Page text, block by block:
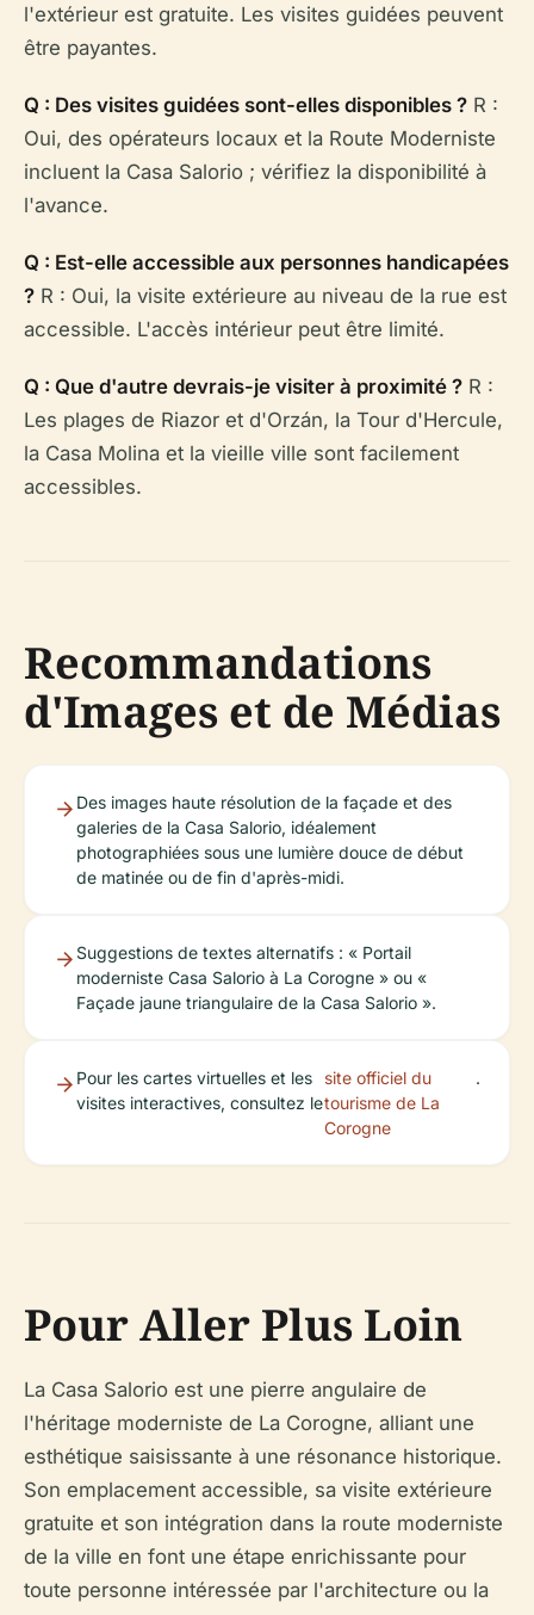
l'extérieur est gratuite. Les visites guidées peuvent
être payantes.
Q : Des visites guidées sont-elles disponibles ? R :
Oui, des opérateurs locaux et la Route Moderniste
incluent la Casa Salorio ; vérifiez la disponibilité à
l'avance.
Q : Est-elle accessible aux personnes handicapées
? R : Oui, la visite extérieure au niveau de la rue est
accessible. L'accès intérieur peut être limité.
Q : Que d'autre devrais-je visiter à proximité ? R :
Les plages de Riazor et d'Orzán, la Tour d'Hercule,
la Casa Molina et la vieille ville sont facilement
accessibles.
Recommandations
d'Images et de Médias
Des images haute résolution de la façade et des
galeries de la Casa Salorio, idéalement
photographiées sous une lumière douce de début
de matinée ou de fin d'après-midi.
Suggestions de textes alternatifs : « Portail
moderniste Casa Salorio à La Corogne » ou «
Façade jaune triangulaire de la Casa Salorio ».
Pour les cartes virtuelles et les
visites interactives, consultez le
site officiel du
tourisme de La
Corogne
.
Pour Aller Plus Loin
La Casa Salorio est une pierre angulaire de
l'héritage moderniste de La Corogne, alliant une
esthétique saisissante à une résonance historique.
Son emplacement accessible, sa visite extérieure
gratuite et son intégration dans la route moderniste
de la ville en font une étape enrichissante pour
toute personne intéressée par l'architecture ou la